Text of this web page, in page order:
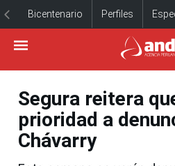
Bicentenario Perfiles
Segura reitera
prioridad a
Chávarry